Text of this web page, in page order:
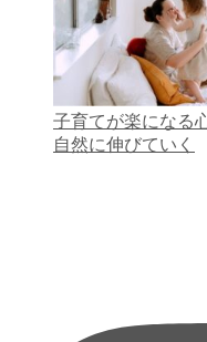
子育てが楽になる
自然に伸びていく